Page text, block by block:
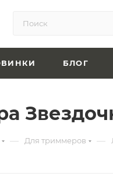
БЛОГ
— Для триммеров —